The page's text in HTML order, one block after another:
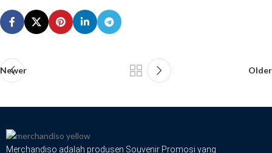
Newer Older
Merchandiso adalah produsen Souvenir Promosi yang